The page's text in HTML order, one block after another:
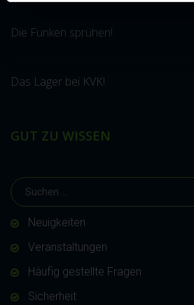
Die Funken sprühen!
Das Lager bei KVK!
GUT ZU WISSEN
Neuigkeiten
Veranstaltungen
Häufig gestellte Fragen
Sicherheit